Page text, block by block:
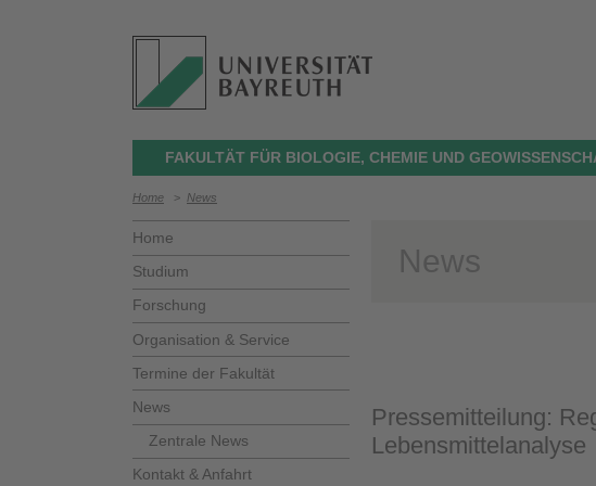
FAKULTÄT FÜR BIOLOGIE, CHEMIE UND
Home > News
Home
Studium
Forschung
Organisation & Service
Termine der Fakultät
News
Zentrale News
Kontakt & Anfahrt
News
Pressemitteilung:
Lebensmittelanalyse